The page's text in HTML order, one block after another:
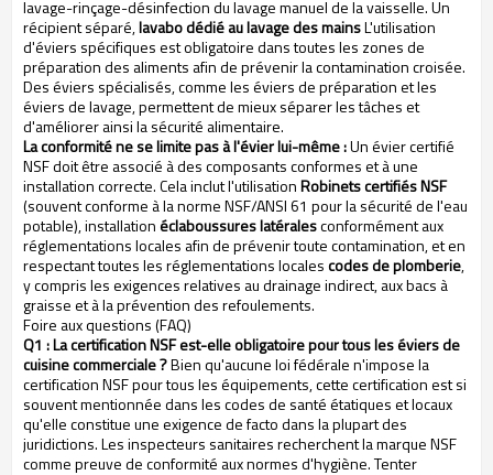
lavage-rinçage-désinfection du lavage manuel de la vaisselle. Un
récipient séparé,lavabo dédié au lavage des mainsL'utilisation
d'éviers spécifiques est obligatoire dans toutes les zones de
préparation des aliments afin de prévenir la contamination croisée.
Des éviers spécialisés, comme les éviers de préparation et les
éviers de lavage, permettent de mieux séparer les tâches et
d'améliorer ainsi la sécurité alimentaire.
La conformité ne se limite pas à l'évier lui-même :Un évier certifié
NSF doit être associé à des composants conformes et à une
installation correcte. Cela inclut l'utilisationRobinets certifiés NSF
(souvent conforme à la norme NSF/ANSI 61 pour la sécurité de l'eau
potable), installation éclaboussures latéralesconformément aux
réglementations locales afin de prévenir toute contamination, et en
respectant toutes les réglementations localescodes de plomberie,
y compris les exigences relatives au drainage indirect, aux bacs à
graisse et à la prévention des refoulements.
Foire aux questions (FAQ)
Q1 : La certification NSF est-elle obligatoire pour tous les éviers de
cuisine commerciale ?Bien qu'aucune loi fédérale n'impose la
certification NSF pour tous les équipements, cette certification est si
souvent mentionnée dans les codes de santé étatiques et locaux
qu'elle constitue une exigence de facto dans la plupart des
juridictions. Les inspecteurs sanitaires recherchent la marque NSF
comme preuve de conformité aux normes d'hygiène. Tenter